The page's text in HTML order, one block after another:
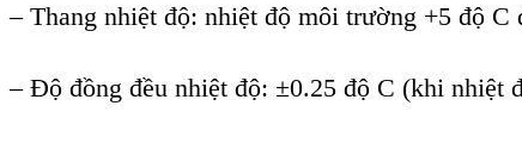
– Thang nhiệt độ: nhiệt độ môi trường +5 độ C
– Độ đồng đều nhiệt độ: ±0.25 độ C (khi nhiệt